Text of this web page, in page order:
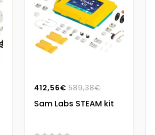
589,38€
412,56€
Sam Labs STEAM kit